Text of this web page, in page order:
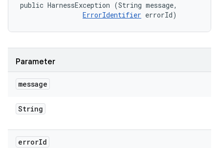
public HarnessException (String message,
ErrorIdentifier errorId)
Parameter
message
String
errorId